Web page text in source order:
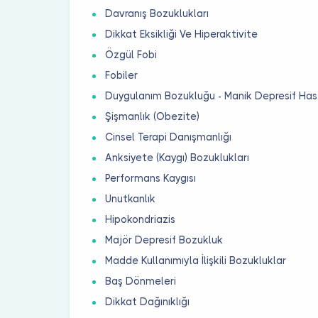
Davranış Bozuklukları
Dikkat Eksikliği Ve Hiperaktivite
Özgül Fobi
Fobiler
Duygulanım Bozukluğu - Manik Depresif
Şişmanlık (Obezite)
Cinsel Terapi Danışmanlığı
Anksiyete (Kaygı) Bozuklukları
Performans Kaygısı
Unutkanlık
Hipokondriazis
Majör Depresif Bozukluk
Madde Kullanımıyla İlişkili Bozukluklar
Baş Dönmeleri
Dikkat Dağınıklığı